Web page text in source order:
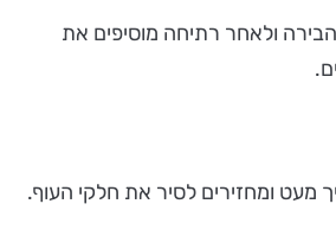
ולאחר רתיחה מוסיפים את
מעט ומחזירים לסיר את חלקי העוף.